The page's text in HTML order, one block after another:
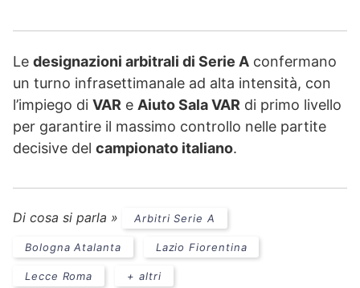
Le designazioni arbitrali di Serie A confermano
un turno infrasettimanale ad alta intensità, con
l’impiego di VAR e Aiuto Sala VAR di primo livello
per garantire il massimo controllo nelle partite
decisive del campionato italiano.
Di cosa si parla » Arbitri Serie A
Bologna Atalanta Lazio Fiorentina
Lecce Roma + altri